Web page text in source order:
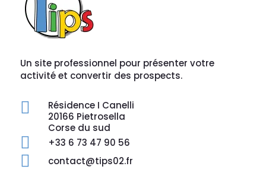
Un site professionnel pour présenter votre
activité et convertir des prospects.

Résidence I Canelli
20166 Pietrosella
Corse du sud
 +33 6 73 47 90 56
 contact@tips02.fr